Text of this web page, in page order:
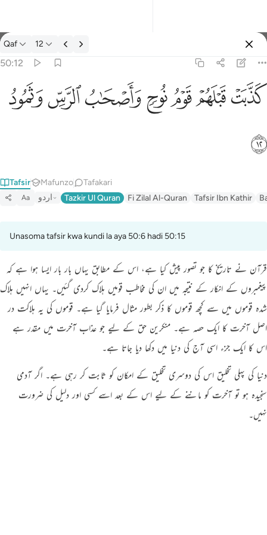
Tafsir: Qaf 50:12
Qaf 12
50:12
كذبت قبلهم قوم نوح واصحاب الرس وثمود ١٢
كَذَّبَتْ قَبْلَهُمْ قَوْمُ نُوحٍۢ وَأَصْحَـٰبُ ٱلرَّسِّ وَثَمُودُ ١٢
ﲫﲬﲭﲮﲯﲰﲱ
ﲲ
Tafsir Mafunzo Tafakari
Aa اردو Tazkir Ul Quran Fi Zilal Al-Quran Tafsir Ibn Kathir
Unasoma tafsir kwa kundi la aya 50:6 hadi 50:15
قرآن نے تاریخ کا جو تصور پیش کیا ہے، اس کے مطابق یہاں بار بار ایسا ہوا ہے کہ
پیغمبروں کے انکار کے نتیجہ میں ان کی مخاطب قومیں ہلاک کردی گئیں۔ یہاں انہیں ہلاک
شدہ قوموں میں سے کچھ قوموں کا ذکر بطور مثال فرمایا گیا ہے۔ قوموں کی یہ ہلاکت در
اصل آخرت کا ایک حصہ ہے۔ منکرین حق کے لیے جو عذاب آخرت میں مقدر ہے
اس کا ایک جزء اسی آج کی دنیا میں دکھا دیا جاتا ہے۔
دنیا کی پہلی تخلیق اس کی دوسری تخلیق کے امکان کو ثابت کر رہی ہے۔ اگر آدمی
سنجیدہ ہو تو آخرت کو ماننے کے لیے اس کے بعد اسے کسی اور دلیل کی ضرورت
نہیں۔